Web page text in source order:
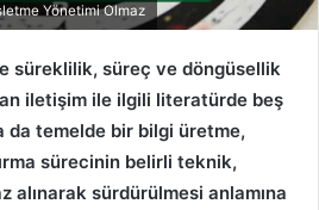
Yönetimi Olmaz
süreklilik, süreç ve döngüsellik
iletişim ile ilgili literatürde beş
da temelde bir bilgi üretme,
sürecinin belirli teknik,
alınarak sürdürülmesi anlamına